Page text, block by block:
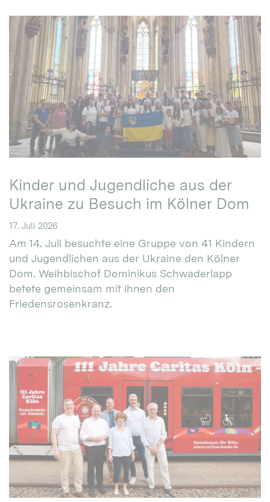
Kinder und Jugendliche aus der
Ukraine zu Besuch im Kölner Dom
17. Juli 2026
Am 14. Juli besuchte eine Gruppe von 41 Kindern
und Jugendlichen aus der Ukraine den Kölner
Dom. Weihbischof Dominikus Schwaderlapp
betete gemeinsam mit ihnen den
Friedensrosenkranz.